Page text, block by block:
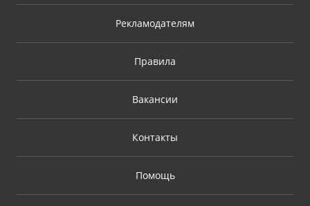
Рекламодателям
Правила
Вакансии
Контакты
Помощь